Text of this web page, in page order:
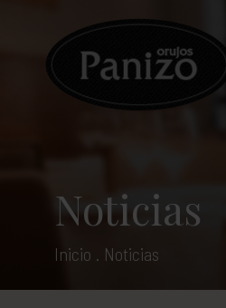
Noticias
Inicio . Noticias